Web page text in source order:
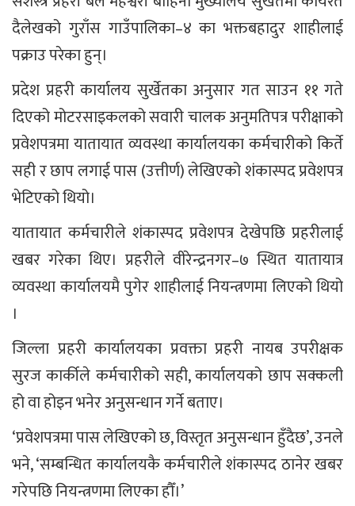
दैलेखको गुराँस गाउँपालिका–४ का भक्तबहादुर शाहीलाई
पक्राउ परेका हुन्।
प्रदेश प्रहरी कार्यालय सुर्खेतका अनुसार गत साउन ११ गते
दिएको मोटरसाइकलको सवारी चालक अनुमतिपत्र परीक्षाको
प्रवेशपत्रमा यातायात व्यवस्था कार्यालयका कर्मचारीको किर्ते
सही र छाप लगाई पास (उत्तीर्ण) लेखिएको शंकास्पद प्रवेशपत्र
भेटिएको थियो।
यातायात कर्मचारीले शंकास्पद प्रवेशपत्र देखेपछि प्रहरीलाई
खबर गरेका थिए। प्रहरीले वीरेन्द्रनगर–७ स्थित यातायात्र
व्यवस्था कार्यालयमै पुगेर शाहीलाई नियन्त्रणमा लिएको थियो
।
जिल्ला प्रहरी कार्यालयका प्रवक्ता प्रहरी नायब उपरीक्षक
सुरज कार्कीले कर्मचारीको सही, कार्यालयको छाप सक्कली
हो वा होइन भनेर अनुसन्धान गर्ने बताए।
‘प्रवेशपत्रमा पास लेखिएको छ, विस्तृत अनुसन्धान हुँदैछ’, उनले
भने, ‘सम्बन्धित कार्यालयकै कर्मचारीले शंकास्पद ठानेर खबर
गरेपछि नियन्त्रणमा लिएका हौँ।’